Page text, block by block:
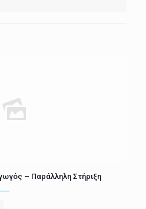
– Παράλληλη Στήριξη